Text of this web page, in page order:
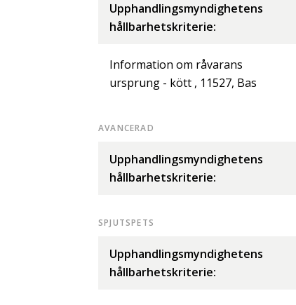
Upphandlingsmyndighetens
hållbarhetskriterie:
Information om råvarans
ursprung - kött , 11527, Bas
AVANCERAD
Upphandlingsmyndighetens
hållbarhetskriterie:
SPJUTSPETS
Upphandlingsmyndighetens
hållbarhetskriterie: